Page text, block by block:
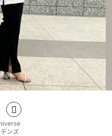
ンズ